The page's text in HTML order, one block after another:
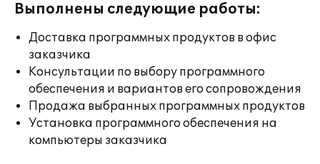
Выполнены следующие работы:
Доставка программных продуктов в офис
заказчика
Консультации по выбору программного
обеспечения и вариантов его сопровождения
Продажа выбранных программных продуктов
Установка программного обеспечения на
компьютеры заказчика